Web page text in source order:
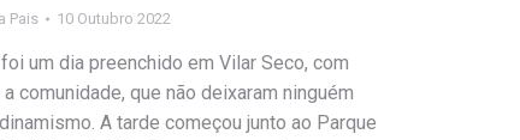
Pais 10 Outubro 2022
um dia preenchido em Vilar Seco, com
comunidade, que não deixaram ninguém
A tarde começou junto ao Parque